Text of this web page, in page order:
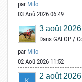
par Milo
03 Aoû 2026 06:49
3 août
Dans GALOP /
par Milo
02 Aoû 2026 11:52
2 août